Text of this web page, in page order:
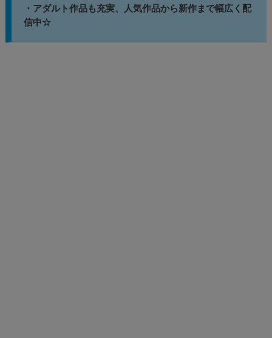
・アダルト作品も充実、人気作品から新作まで幅広く配
信中☆